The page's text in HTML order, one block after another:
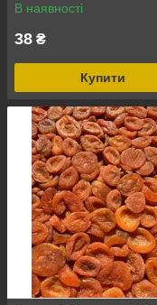
В наявності
38 ₴
Купити